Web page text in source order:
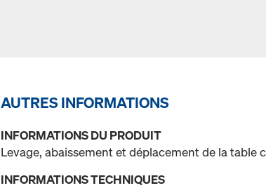
AUTRES INFORMATIONS
INFORMATIONS DU PRODUIT
Levage, abaissement et déplacement de la table
INFORMATIONS TECHNIQUES